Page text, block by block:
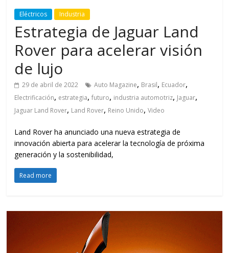
Eléctricos Industria
Estrategia de Jaguar Land
Rover para acelerar visión
de lujo
29 de abril de 2022 Auto Magazine, Brasil, Ecuador,
Electrificación, estrategia,futuro, industria automotriz, Jaguar,
Jaguar Land Rover, Land Rover, Reino Unido,Video
Land Rover ha anunciado una nueva estrategia de
innovación abierta para acelerar la tecnología de próxima
generación y la sostenibilidad,
Read more